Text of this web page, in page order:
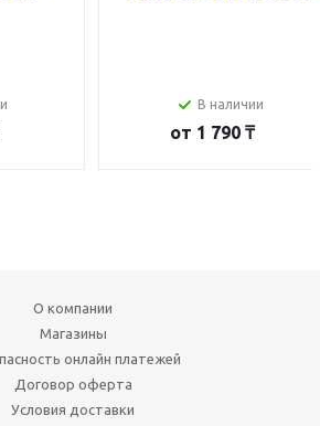
В наличии
от 1 790 ₸
О компании
Магазины
онлайн платежей
Договор оферта
Условия доставки